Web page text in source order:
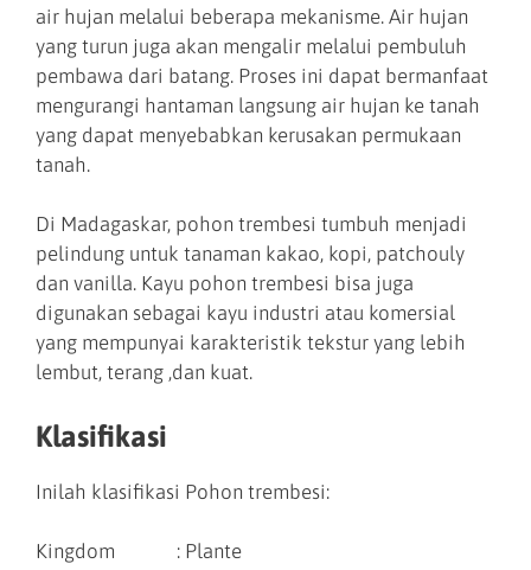
air hujan melalui beberapa mekanisme. Air hujan
yang turun juga akan mengalir melalui pembuluh
pembawa dari batang. Proses ini dapat bermanfaat
mengurangi hantaman langsung air hujan ke tanah
yang dapat menyebabkan kerusakan permukaan
tanah.
Di Madagaskar, pohon trembesi tumbuh menjadi
pelindung untuk tanaman kakao, kopi, patchouly
dan vanilla. Kayu pohon trembesi bisa juga
digunakan sebagai kayu industri atau komersial
yang mempunyai karakteristik tekstur yang lebih
lembut, terang ,dan kuat.
Klasifikasi
Inilah klasifikasi Pohon trembesi:
Kingdom : Plante